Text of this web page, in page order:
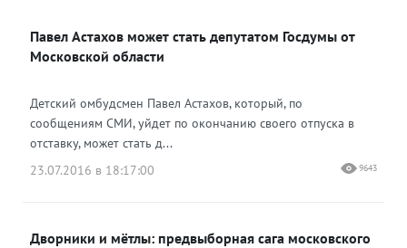
Одноклассники
Павел Астахов может стать депутатом Госдумы от
Московской области
Детский омбудсмен Павел Астахов, который, по
сообщениям СМИ, уйдет по окончанию своего отпуска в
отставку, может стать д...
23.07.2016 в 18:17:00
9643
Дворники и мётлы: предвыборная сага московского